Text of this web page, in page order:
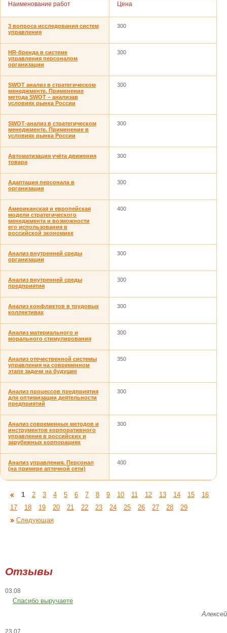
Наименование работ Цена
3 вопроса исследования систем
управления
300
HR-бренда в системе
управления персоналом
организации
300
SWOT анализ в стратегическом
менеджменте. Применение
метода SWOT – анализав
условиях рынка России
300
SWОТ-анализ в стратегическом
менеджменте. Применение в
условиях рынка России
300
Автоматизация учёта движения
товара
300
Адаптация персонала в
организации
300
Американская и европейская
модели стратегического
менеджмента и возможности
его использования в
российской экономике
400
Анализ внутренней среды
организации
300
Анализ внутренней среды
предприятия
300
Анализ конфликтов в трудовых
коллективах
300
Анализ материального и
морального стимулирования
300
Анализ отечественной системы
управления на современном
этапе задачи на будущее
350
Анализ процессов предприятия
для оптимизации деятельности
предприятий
300
Анализ современных методов и
инструментов корпоративного
управления в российских и
зарубежных корпорациях
300
Анализ управления. Персонал
(на примере аптечной сети)
400
1 2 3 4 5 6 7 8 9 10 11 12 13 14 15
16
17
18 19 20 21 22 23 24 25 26 27 28
29
Следующая
Отзывы
03.08
Спасибо выручаете
Алексей
23.07